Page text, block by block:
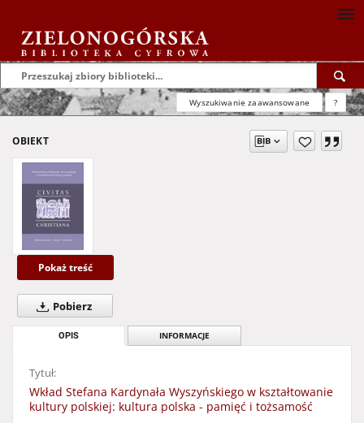
Wyszukiwanie zaawansowane ?
OBIEKT
Pokaż treść
Pobierz
OPIS INFORMACJE
Tytuł:
Wkład Stefana Kardynała Wyszyńskiego w kształtowanie
kultury polskiej: kultura polska - pamięć i tożsamość